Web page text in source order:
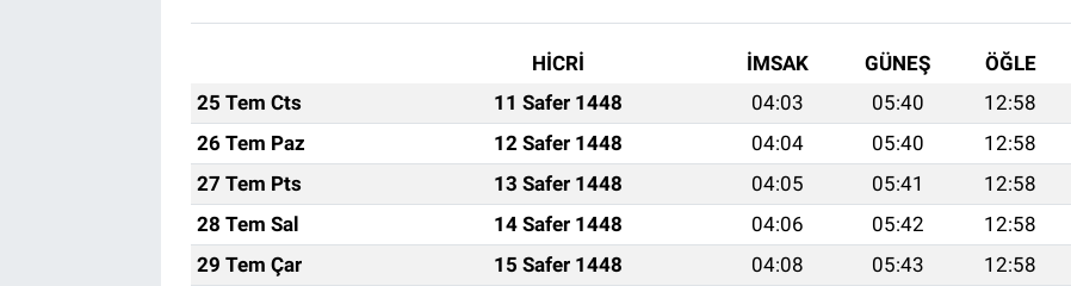
HİCRİ İMSAK GÜNEŞ ÖĞLE
25 Tem Cts
11 Safer 1448 04:03 05:40 12:58
26 Tem Paz
12 Safer 1448 04:04 05:40 12:58
27 Tem Pts
13 Safer 1448 04:05 05:41 12:58
28 Tem Sal
14 Safer 1448 04:06 05:42 12:58
29 Tem Çar
15 Safer 1448 04:08 05:43 12:58